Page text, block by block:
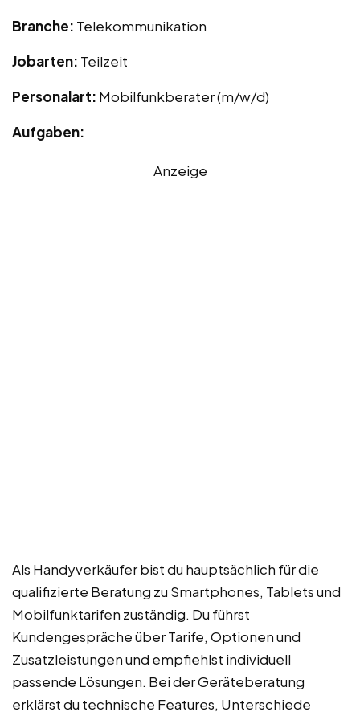
Branche: Telekommunikation
Jobarten: Teilzeit
Personalart: Mobilfunkberater (m/w/d)
Aufgaben:
Anzeige
Als Handyverkäufer bist du hauptsächlich für die
qualifizierte Beratung zu Smartphones, Tablets und
Mobilfunktarifen zuständig. Du führst
Kundengespräche über Tarife, Optionen und
Zusatzleistungen und empfiehlst individuell
passende Lösungen. Bei der Geräteberatung
erklärst du technische Features, Unterschiede